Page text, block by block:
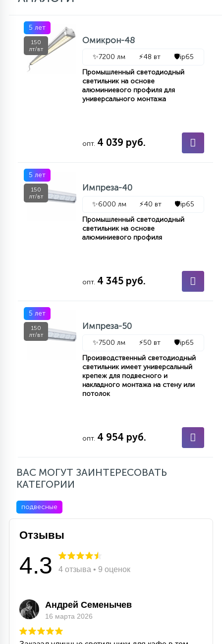
5 лет
150
лт/вт
Омикрон-48
✨7200 лм ⚡48 вт 🛡️ip65
Промышленный светодиодный
светильник на основе
алюминиевого профиля для
универсального монтажа
опт. 4 039 руб.
5 лет
150
лт/вт
Импреза-40
✨6000 лм ⚡40 вт 🛡️ip65
Промышленный светодиодный
светильник на основе
алюминиевого профиля
опт. 4 345 руб.
5 лет
150
лт/вт
Импреза-50
✨7500 лм ⚡50 вт 🛡️ip65
Производственный светодиодный
светильник имеет универсальный
крепеж для подвесного и
накладного монтажа на стену или
потолок
опт. 4 954 руб.
ВАС МОГУТ ЗАИНТЕРЕСОВАТЬ
КАТЕГОРИИ
подвесные
Отзывы
4.3 4 отзыва • 9 оценок
Андрей Семенычев
16 марта 2026